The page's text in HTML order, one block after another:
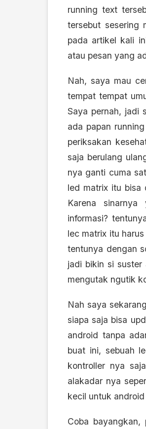
running text
tersebut sesering
pada artikel kali
atau pesan yang
Nah, saya mau
tempat tempat
Saya pernah, jadi
ada papan
periksakan
saja berulang
nya ganti cuma
led matrix itu bisa
Karena sinarnya
informasi?
lec matrix itu
tentunya dengan
jadi bikin si suster
mengutak ngutik
Nah saya
siapa saja bisa
android tanpa
buat ini, sebuah
kontroller nya
alakadar nya
kecil untuk
Coba